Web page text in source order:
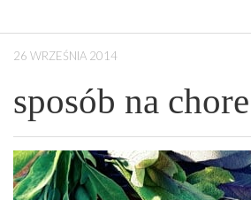
26 WRZEŚNIA 2014
sposób na